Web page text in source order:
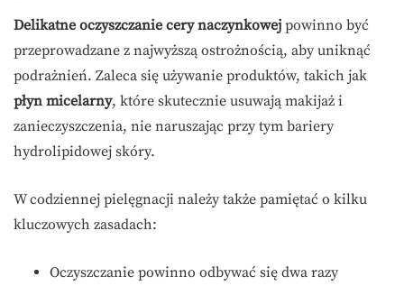
Delikatne oczyszczanie cery naczynkowej powinno być
przeprowadzane z najwyższą ostrożnością, aby uniknąć
podrażnień. Zaleca się używanie produktów, takich jak
płyn micelarny, które skutecznie usuwają makijaż i
zanieczyszczenia, nie naruszając przy tym bariery
hydrolipidowej skóry.
W codziennej pielęgnacji należy także pamiętać o kilku
kluczowych zasadach:
Oczyszczanie powinno odbywać się dwa razy